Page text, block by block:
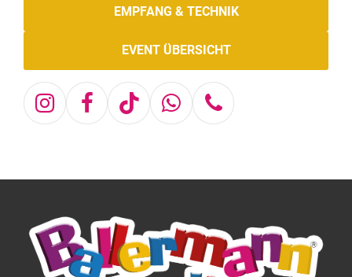
EMPFANG & TECHNIK
EVENT ÜBERSICHT
Instagram
Facebook
TiktokWhatsapp
Telefon